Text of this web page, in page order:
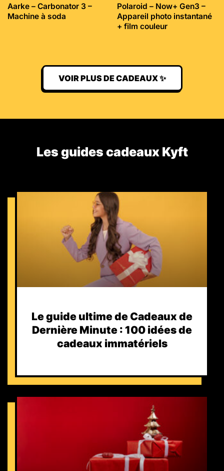
Aarke – Carbonator 3 –
Machine à soda
Polaroid – Now+ Gen3 –
Appareil photo instantané
+ film couleur
VOIR PLUS DE CADEAUX ✨
Les guides cadeaux Kyft​
Le guide ultime de Cadeaux de
Dernière Minute : 100 idées de
cadeaux immatériels